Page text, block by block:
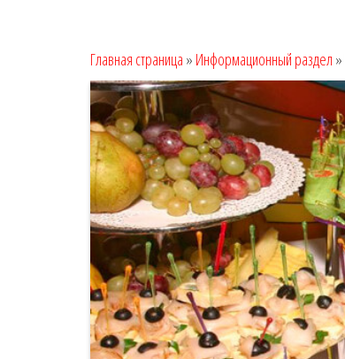
Главная страница » Информационный раздел »